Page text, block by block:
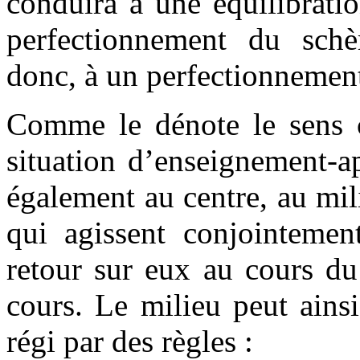
perfectionnement du
donc, à un
Comme le dénote le
situation d’enseignement-
également au centre, au
qui agissent
retour sur eux au cours
cours. Le milieu peut
régi par des règles :